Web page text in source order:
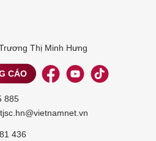
Thị Minh Hưng
CÁO
885
436